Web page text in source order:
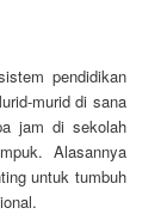
pendidikan
murid di sana
jam di sekolah
Alasannya
untuk tumbuh